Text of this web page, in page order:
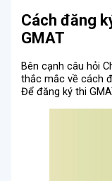
Cách đăng
GMAT
Bên cạnh câu hỏi
thắc mắc về cách
Để đăng ký thi